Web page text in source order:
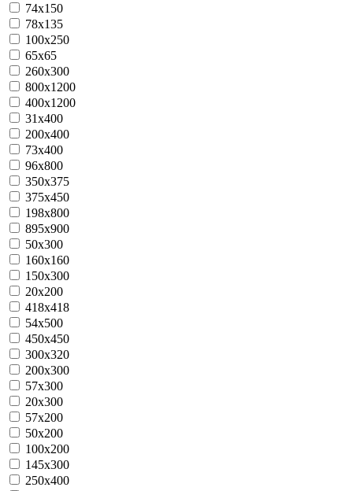
74x150
78x135
100x250
65x65
260x300
800x1200
400x1200
31x400
200x400
73x400
96x800
350x375
375x450
198x800
895х900
50x300
160х160
150x300
20х200
418x418
54x500
450x450
300x320
200x300
57x300
20x300
57x200
50x200
100x200
145x300
250x400